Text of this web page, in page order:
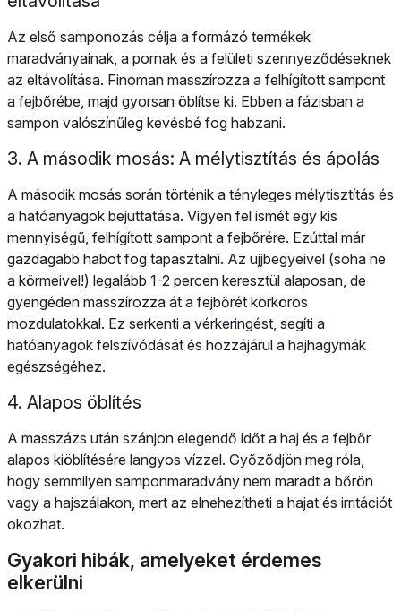
Az első samponozás célja a formázó termékek
maradványainak, a pornak és a felületi szennyeződéseknek
az eltávolítása. Finoman masszírozza a felhígított sampont
a fejbőrébe, majd gyorsan öblítse ki. Ebben a fázisban a
sampon valószínűleg kevésbé fog habzani.
3. A második mosás: A mélytisztítás és ápolás
A második mosás során történik a tényleges mélytisztítás és
a hatóanyagok bejuttatása. Vigyen fel ismét egy kis
mennyiségű, felhígított sampont a fejbőrére. Ezúttal már
gazdagabb habot fog tapasztalni. Az ujjbegyeivel (soha ne
a körmeivel!) legalább 1-2 percen keresztül alaposan, de
gyengéden masszírozza át a fejbőrét körkörös
mozdulatokkal. Ez serkenti a vérkeringést, segíti a
hatóanyagok felszívódását és hozzájárul a hajhagymák
egészségéhez.
4. Alapos öblítés
A masszázs után szánjon elegendő időt a haj és a fejbőr
alapos kiöblítésére langyos vízzel. Győződjön meg róla,
hogy semmilyen samponmaradvány nem maradt a bőrön
vagy a hajszálakon, mert az elnehezítheti a hajat és irritációt
okozhat.
Gyakori hibák, amelyeket érdemes
elkerülni